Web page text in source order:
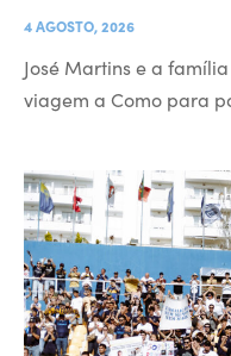
4 AGOSTO, 2026
José Martins e a
viagem a Como para